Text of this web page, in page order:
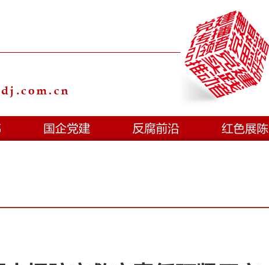
国企党建 反腐前沿 红色展陈